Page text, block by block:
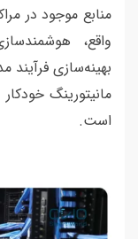
منابع موجود در
واقع،
بهینه‌سازی
مانیتورینگ
است.